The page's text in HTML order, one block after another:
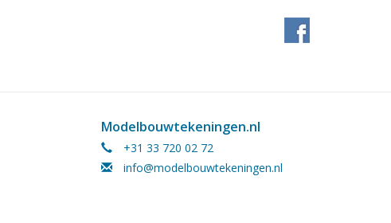
Modelbouwtekeningen.nl
+31 33 720 02 72
info@modelbouwtekeningen.nl